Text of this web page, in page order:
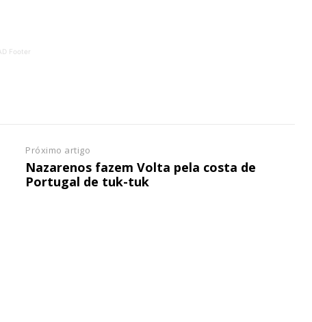
Acesso aos
Footer
Próximo artigo
Nazarenos fazem Volta pela costa de
Portugal de tuk-tuk